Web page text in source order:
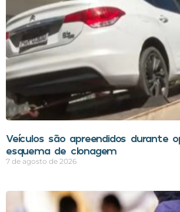
Veículos são apreendidos durante
esquema de clonagem
7 de agosto de 2026